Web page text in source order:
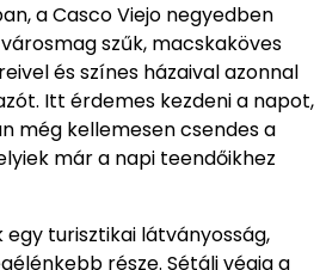
a Casco Viejo negyedben
szűk, macskaköves
és színes házaival azonnal
Itt érdemes kezdeni a napot,
még kellemesen csendes a
már a napi teendőikhez
egy turisztikai látványosság,
része. Sétálj végig a